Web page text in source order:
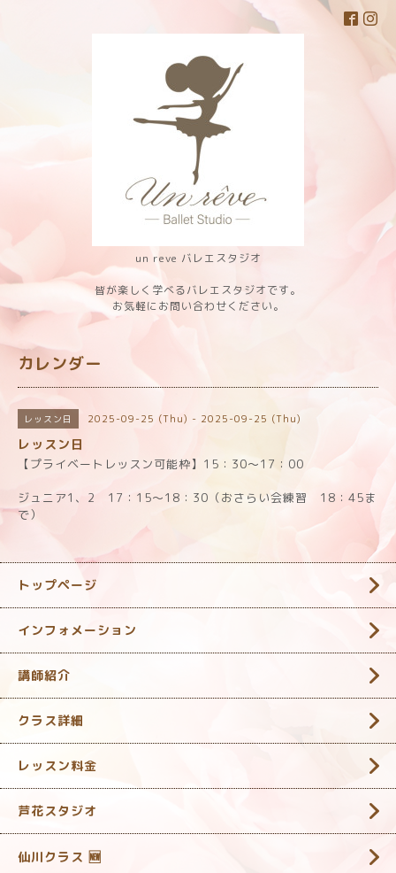
un reve バレエスタジオ
皆が楽しく学べるバレエスタジオです。
お気軽にお問い合わせください。
カレンダー
レッスン日 2025-09-25 (Thu) - 2025-09-25 (Thu)
レッスン日
【プライベートレッスン可能枠】15：30～17：00
ジュニア1、2 17：15～18：30（おさらい会練習 18：45ま
で）
トップページ
インフォメーション
講師紹介
クラス詳細
レッスン料金
芦花スタジオ
仙川クラス 🆕